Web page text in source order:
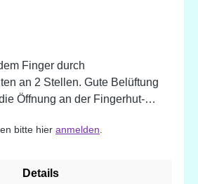
Finger durch
an 2 Stellen. Gute Belüftung
Öffnung an der Fingerhut-
bitte hier anmelden
Details